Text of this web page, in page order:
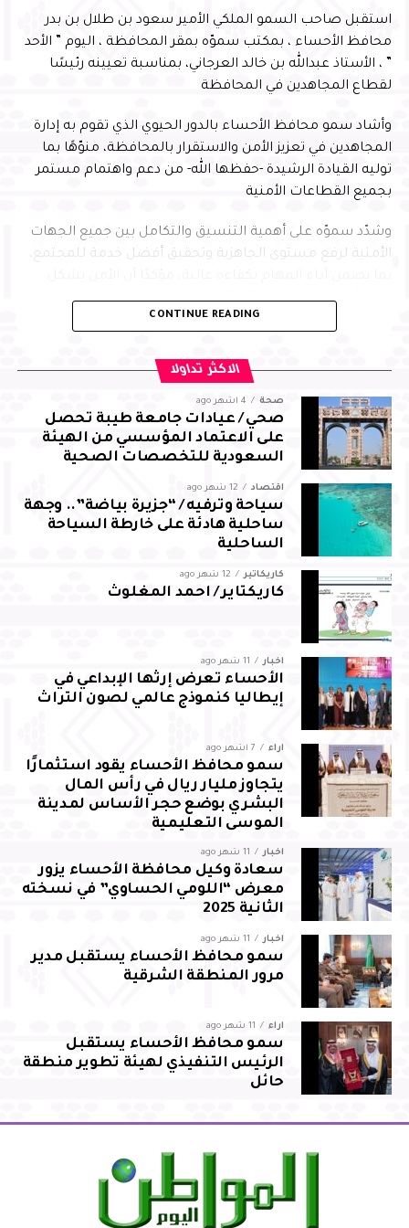
استقبل صاحب السمو الملكي الأمير سعود بن طلال بن بدر
محافظ الأحساء ، بمكتب سموّه بمقر المحافظة ، اليوم ” الأحد
” ، الأستاذ عبدالله بن خالد العرجاني، بمناسبة تعيينه رئيسًا
لقطاع المجاهدين في المحافظة
وأشاد سمو محافظ الأحساء بالدور الحيوي الذي تقوم به إدارة
المجاهدين في تعزيز الأمن والاستقرار بالمحافظة، منوّهًا بما
توليه القيادة الرشيدة -حفظها الله- من دعم واهتمام مستمر
بجميع القطاعات الأمنية
وشدّد سموّه على أهمية التنسيق والتكامل بين جميع الجهات
الأمنية لرفع مستوى الجاهزية وتحقيق أفضل خدمة للمجتمع،
ركيزة أساسية لتعزيز بيئة الأعمال وجذب الاستثمارات إلى
المحافظة، بما يسهم في التنمية المستدامة
من جانبه، أعرب العرجاني عن شكره لسمو محافظ الأحساء على
توجيهاته واهتمامه ودعمه المستمر، مؤكدًا مضاعفة الجهود
والالتزام بالمسؤوليات المنوطة به لضمان تحقيق أفضل النتائج
لقطاع المجاهدين بالمحافظة
CONTINUE READING
الاكثر تداولا
صحة 4 أشهر ago
صحي / عيادات جامعة طيبة تحصل
على الاعتماد المؤسسي من الهيئة
السعودية للتخصصات الصحية
اقتصاد 12 شهر ago
سياحة وترفيه / “جزيرة بياضة”.. وجهة
ساحلية هادئة على خارطة السياحة
الساحلية
كاريكاتير 12 شهر ago
كاريكتاير / احمد المغلوث
أخبار 11 شهر ago
الأحساء تعرض إرثها الإبداعي في
إيطاليا كنموذج عالمي لصون التراث
آراء 7 أشهر ago
سمو محافظ الأحساء يقود استثمارًا
يتجاوز مليار ريال في رأس المال
البشري بوضع حجر الأساس لمدينة
الموسى التعليمية
أخبار 11 شهر ago
سعادة وكيل محافظة الأحساء يزور
معرض “اللومي الحساوي” في نسخته
الثانية 2025
أخبار 11 شهر ago
سمو محافظ الأحساء يستقبل مدير
مرور المنطقة الشرقية
آراء 11 شهر ago
سمو محافظ الأحساء يستقبل
الرئيس التنفيذي لهيئة تطوير منطقة
حائل